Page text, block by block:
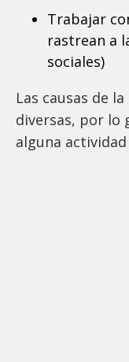
Trabajar
rastrean a
sociales)
Las causas de
diversas, por lo
alguna